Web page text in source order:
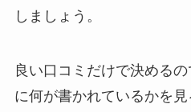
しましょう。
良い口コミだけで決める
に何が書かれているかを